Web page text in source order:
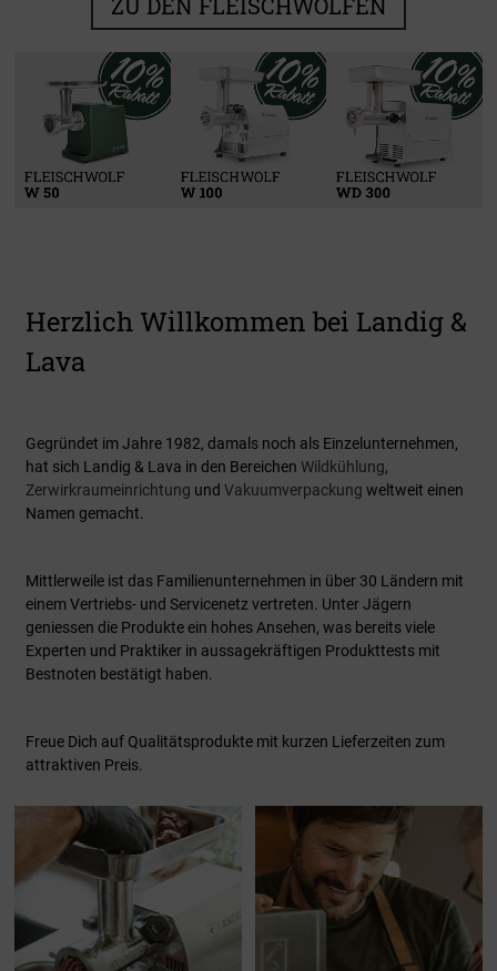
ZU DEN FLEISCHWÖLFEN
Kühlen & Reifen
Zu den Produkten
Zerwirken
Zu den Produkten
Verarbeiten Vakuumieren
Herzlich Willkommen bei Landig &
Lava
Gegründet im Jahre 1982, damals noch als Einzelunternehmen,
hat sich Landig & Lava in den Bereichen Wildkühlung,
Zerwirkraumeinrichtung und Vakuumverpackung weltweit einen
Namen gemacht.
Mittlerweile ist das Familienunternehmen in über 30 Ländern mit
einem Vertriebs- und Servicenetz vertreten. Unter Jägern
geniessen die Produkte ein hohes Ansehen, was bereits viele
Experten und Praktiker in aussagekräftigen Produkttests mit
Bestnoten bestätigt haben.
Freue Dich auf Qualitätsprodukte mit kurzen Lieferzeiten zum
attraktiven Preis.